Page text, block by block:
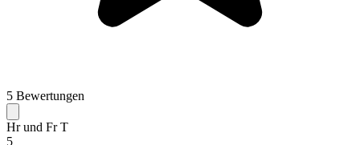
5 Bewertungen
Hr und Fr T
5